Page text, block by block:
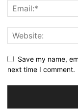
Save my name,
next time I comment.